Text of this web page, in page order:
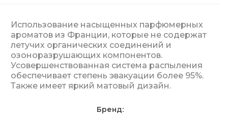
Использование насыщенных парфюмерных
ароматов из Франции, которые не содержат
летучих органических соединений и
озоноразрушающих компонентов.
Усовершенствованная система распыления
обеспечивает степень эвакуации более 95%.
Также имеет яркий матовый дизайн.
Бренд